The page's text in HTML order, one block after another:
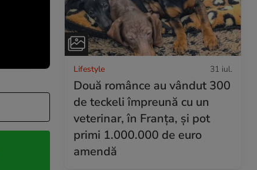
Lifestyle 31 iul.
Două românce au vândut 300
de teckeli împreună cu un
veterinar, în Franța, și pot
primi 1.000.000 de euro
amendă